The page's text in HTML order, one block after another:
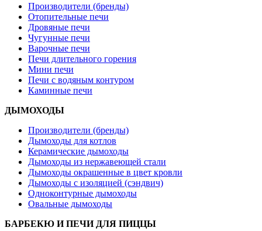
Производители (бренды)
Отопительные печи
Дровяные печи
Чугунные печи
Варочные печи
Печи длительного горения
Мини печи
Печи с водяным контуром
Каминные печи
ДЫМОХОДЫ
Производители (бренды)
Дымоходы для котлов
Керамические дымоходы
Дымоходы из нержавеющей стали
Дымоходы окрашенные в цвет кровли
Дымоходы с изоляцией (сэндвич)
Одноконтурные дымоходы
Овальные дымоходы
БАРБЕКЮ И ПЕЧИ ДЛЯ ПИЦЦЫ